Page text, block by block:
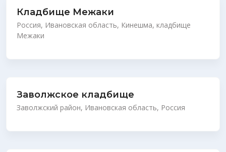
Кладбище Межаки
Россия, Ивановская область, Кинешма, кладбище
Межаки
Заволжское кладбище
Заволжский район, Ивановская область, Россия